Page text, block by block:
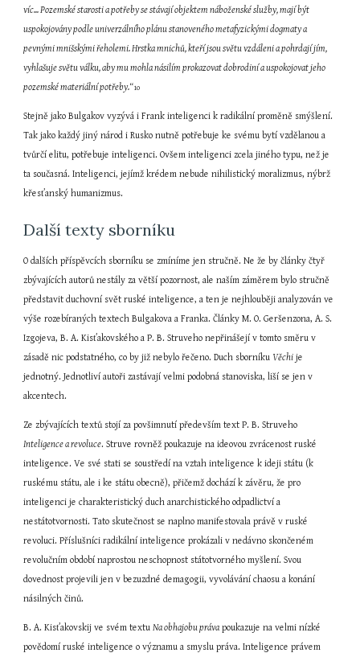
víc... Pozemské starosti a potřeby se stávají objektem náboženské služby, mají být
uspokojovány podle univerzálního plánu stanoveného metafyzickými dogmaty a
pevnými mnišskými řeholemi. Hrstka mnichů, kteří jsou světu vzdáleni a pohrdají jím,
vyhlašuje světu válku, aby mu mohla násilím prokazovat dobrodiní a uspokojovat jeho
pozemské materiální potřeby.“10
Stejně jako Bulgakov vyzývá i Frank inteligenci k radikální proměně smýšlení.
Tak jako každý jiný národ i Rusko nutně potřebuje ke svému bytí vzdělanou a
tvůrčí elitu, potřebuje inteligenci. Ovšem inteligenci zcela jiného typu, než je
ta současná. Inteligenci, jejímž krédem nebude nihilistický moralizmus, nýbrž
křesťanský humanizmus.
Další texty sborníku
O dalších příspěvcích sborníku se zmíníme jen stručně. Ne že by články čtyř
zbývajících autorů nestály za větší pozornost, ale naším záměrem bylo stručně
představit duchovní svět ruské inteligence, a ten je nejhlouběji analyzován ve
výše rozebíraných textech Bulgakova a Franka. Články M. O. Geršenzona, A. S.
Izgojeva, B. A. Kisťakovského a P. B. Struveho nepřinášejí v tomto směru v
zásadě nic podstatného, co by již nebylo řečeno. Duch sborníku Věchi je
jednotný. Jednotliví autoři zastávají velmi podobná stanoviska, liší se jen v
akcentech.
Inteligence a revoluce. Struve rovněž poukazuje na ideovou zvrácenost ruské
inteligence. Ve své stati se soustředí na vztah inteligence k ideji státu (k
ruskému státu, ale i ke státu obecně), přičemž dochází k závěru, že pro
inteligenci je charakteristický duch anarchistického odpadlictví a
nestátotvornosti. Tato skutečnost se naplno manifestovala právě v ruské
revoluci. Příslušníci radikální inteligence prokázali v nedávno skončeném
revolučním období naprostou neschopnost státotvorného myšlení. Svou
dovednost projevili jen v bezuzdné demagogii, vyvolávání chaosu a konání
násilných činů.
B. A. Kisťakovskij ve svém textu Na obhajobu práva poukazuje na velmi nízké
povědomí ruské inteligence o významu a smyslu práva. Inteligence právem